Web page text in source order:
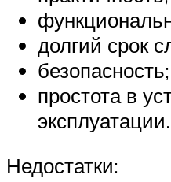
долгий срок
безопасность;
простота в
эксплуатации.
Недостатки: